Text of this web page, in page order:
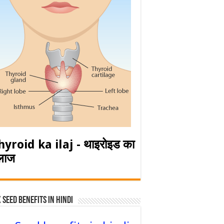
ka ilaj - थाइरोइड का
Seed Benefits in hindi